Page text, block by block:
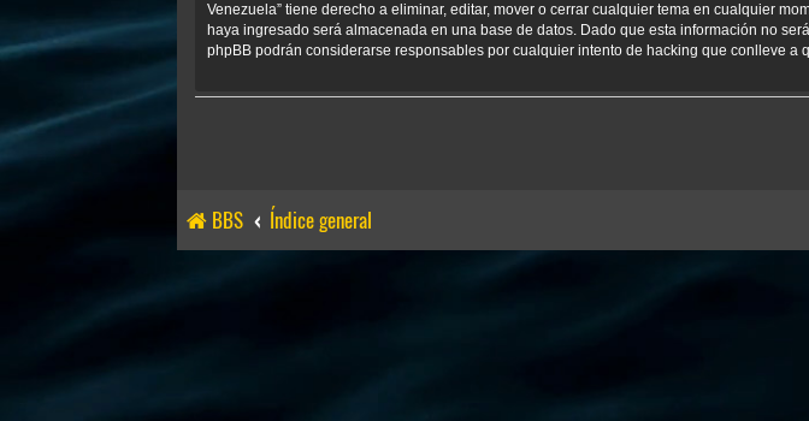
Venezuela” tiene derecho a eliminar, editar, mover o cerrar cualquier tema en cualquier
haya ingresado será almacenada en una base de datos. Dado que esta información no
phpBB podrán considerarse responsables por cualquier intento de hacking que conlleve a
BBS Índice general